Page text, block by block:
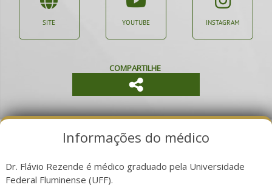
SITE YOUTUBE INSTAGRAM
COMPARTILHE
Informações do médico
Dr. Flávio Rezende é médico graduado pela Universidade
Federal Fluminense (UFF).